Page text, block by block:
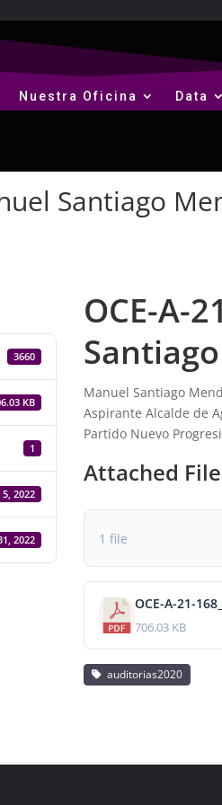
Nuestra Oficina Data
Santiago
3660
KB
1
2022
2022
OCE-A-
Manuel Santiago
Aspirante Alcalde de
Partido Nuevo
Attached
1 file
706.03 KB
auditorias2020